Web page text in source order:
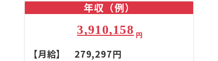
年収（例）
3,910,158 円
【月給】 279,297円